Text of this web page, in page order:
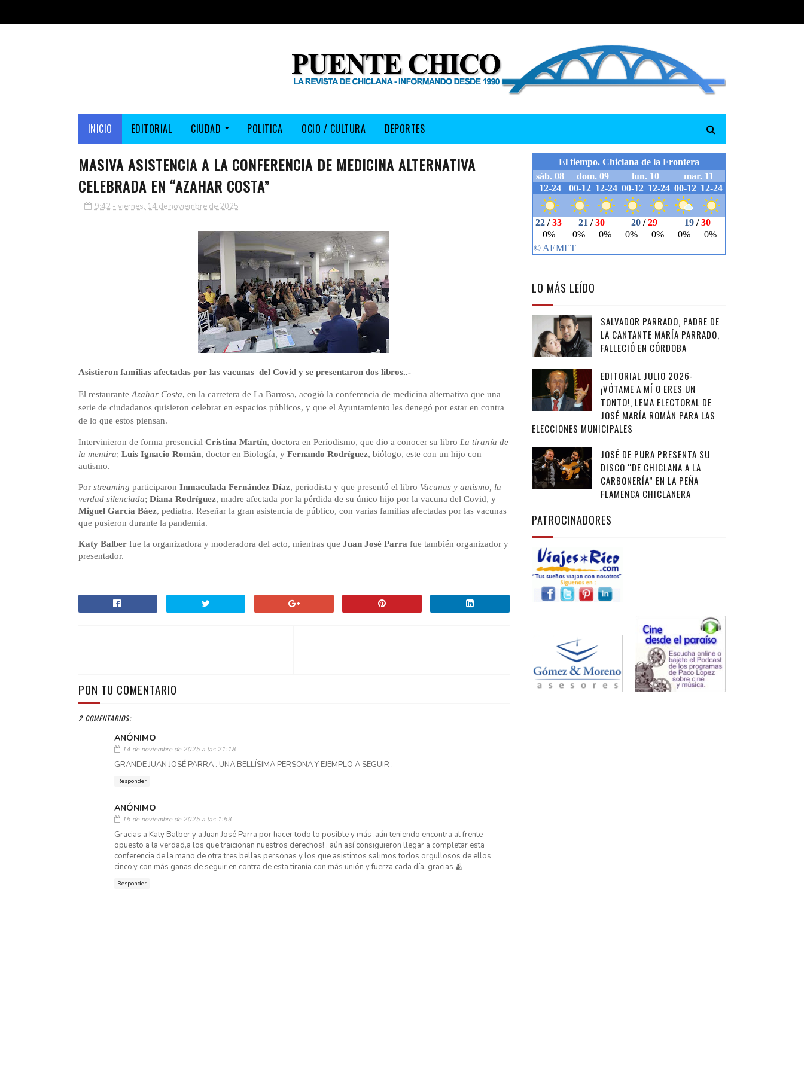
INICIO EDITORIAL CIUDAD POLITICA OCIO / CULTURA DEPORTES
MASIVA ASISTENCIA A LA CONFERENCIA DE MEDICINA ALTERNATIVA
CELEBRADA EN “AZAHAR COSTA”
9:42 - viernes, 14 de noviembre de 2025
Asistieron familias afectadas por las vacunas del Covid y se presentaron dos libros..-
El restaurante Azahar Costa, en la carretera de La Barrosa, acogió la conferencia de medicina alternativa que una
serie de ciudadanos quisieron celebrar en espacios públicos, y que el Ayuntamiento les denegó por estar en contra
de lo que estos piensan.
Intervinieron de forma presencial Cristina Martín, doctora en Periodismo, que dio a conocer su libro La tiranía de
la mentira; Luis Ignacio Román, doctor en Biología, y Fernando Rodríguez, biólogo, este con un hijo con
autismo.
Por streaming participaron Inmaculada Fernández Díaz, periodista y que presentó el libro Vacunas y autismo, la
verdad silenciada; Diana Rodríguez, madre afectada por la pérdida de su único hijo por la vacuna del Covid, y
Miguel García Báez, pediatra. Reseñar la gran asistencia de público, con varias familias afectadas por las vacunas
que pusieron durante la pandemia.
Katy Balberfue la organizadora y moderadora del acto, mientras que Juan José Parra fue también organizador y
presentador.
PON TU COMENTARIO
2 COMENTARIOS:
ANÓNIMO
14 de noviembre de 2025 a las 21:18
GRANDE JUAN JOSÉ PARRA . UNA BELLÍSIMA PERSONA Y EJEMPLO A SEGUIR .
Responder
ANÓNIMO
15 de noviembre de 2025 a las 1:53
Gracias a Katy Balber y a Juan José Parra por hacer todo lo posible y más ,aún teniendo encontra al frente
opuesto a la verdad,a los que traicionan nuestros derechos! , aún así consiguieron llegar a completar esta
conferencia de la mano de otra tres bellas personas y los que asistimos salimos todos orgullosos de ellos
cinco,y con más ganas de seguir en contra de esta tiranía con más unión y fuerza cada día, gracias 🫂
Responder
LO MÁS LEÍDO
SALVADOR PARRADO, PADRE DE
LA CANTANTE MARÍA PARRADO,
FALLECIÓ EN CÓRDOBA
EDITORIAL JULIO 2026-
¡VÓTAME A MÍ O ERES UN
TONTO!, LEMA ELECTORAL DE
JOSÉ MARÍA ROMÁN PARA LAS
ELECCIONES MUNICIPALES
JOSÉ DE PURA PRESENTA SU
DISCO “DE CHICLANA A LA
CARBONERÍA” EN LA PEÑA
FLAMENCA CHICLANERA
PATROCINADORES